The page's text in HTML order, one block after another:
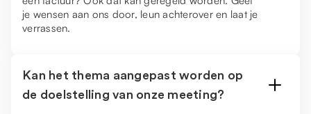
je wensen aan ons door, leun achterover en laat je
verrassen.
Kan het thema aangepast worden op
de doelstelling van onze meeting?